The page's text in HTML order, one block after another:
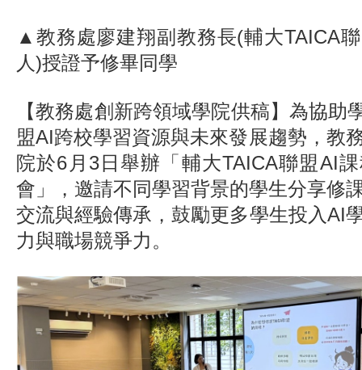
▲教務處廖建翔副教務長(輔大TAICA
人)授證予修畢同學
【教務處創新跨領域學院供稿】為協助
盟AI跨校學習資源與未來發展趨勢，教
院於6月3日舉辦「輔大TAICA聯盟AI
會」，邀請不同學習背景的學生分享修
交流與經驗傳承，鼓勵更多學生投入AI
力與職場競爭力。